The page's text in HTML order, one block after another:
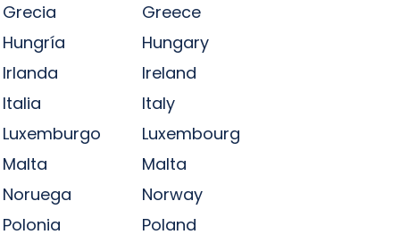
Grecia
Greece
Hungría
Hungary
Irlanda
Ireland
Italia
Italy
Luxemburgo
Luxembourg
Malta
Malta
Noruega
Norway
Polonia
Poland